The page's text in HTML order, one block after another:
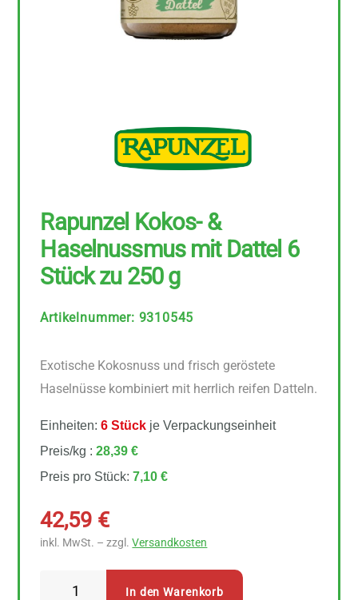
Rapunzel Kokos- &
Haselnussmus mit Dattel 6
Stück zu 250 g
Artikelnummer: 9310545
Exotische Kokosnuss und frisch geröstete
Haselnüsse kombiniert mit herrlich reifen Datteln.
Einheiten:6 Stück je Verpackungseinheit
Preis/kg :28,39 €
Preis pro Stück:7,10 €
42,59 €
inkl. MwSt. – zzgl.Versandkosten
In den Warenkorb